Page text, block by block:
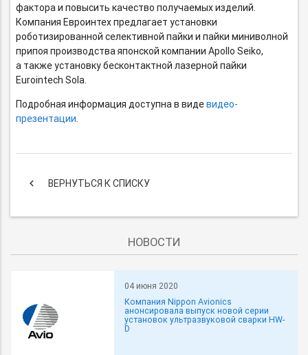
фактора и повысить качество получаемых изделий.
Компания Евроинтех предлагает установки
роботизированной селективной пайки и пайки миниволной
припоя производства японской компании Apollo Seiko,
а также установку бесконтактной лазерной пайки
Eurointech Sola.
Подробная информация доступна в видевидео-
презентации.
keyboard_arrow_left ВЕРНУТЬСЯ К СПИСКУ
НОВОСТИ
04 июня 2020
Компания Nippon Avionics
анонсировала выпуск новой серии
установок ультразвуковой сварки HW-
D